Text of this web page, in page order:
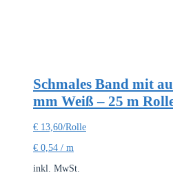
Schmales Band mit
mm Weiß – 25 m
€ 13,60/Rolle
€ 0,54 / m
inkl. MwSt.